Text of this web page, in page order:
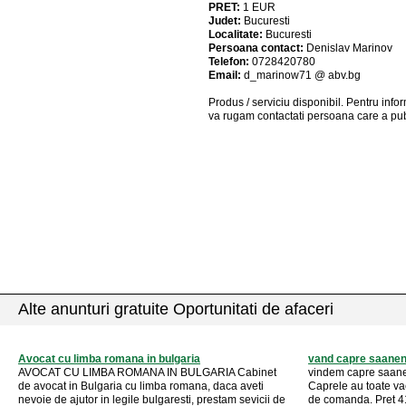
PRET: 1 EUR
Judet: Bucuresti
Localitate: Bucuresti
Persoana contact: Denislav Marinov
Telefon: 0728420780
Email: d_marinow71 @ abv.bg
Produs / serviciu disponibil . Pentru
va rugam contactati persoana care a
Alte anunturi gratuite Oportunitati de afaceri
Avocat cu limba romana in bulgaria
AVOCAT CU LIMBA ROMANA IN BULGARIA Cabinet
de avocat in Bulgaria cu limba romana, daca aveti
nevoie de ajutor in legile bulgaresti, prestam sevicii de
vand capre saanen
vindem capre
Caprele au toate
de comanda. Pret